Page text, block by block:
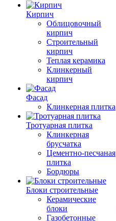
Кирпич
Облицовочный
кирпич
Строительный
кирпич
Теплая керамика
Клинкерный
кирпич
Фасад
Клинкерная плитка
Тротуарная плитка
Клинкерная
брусчатка
Цементно-песчаная
плитка
Бордюры
Блоки строительные
Керамические
блоки
Газобетонные